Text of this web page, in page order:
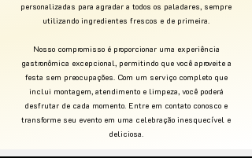
personalizadas para agradar a todos os paladares, sempre
utilizando ingredientes frescos e de primeira.
Nosso compromisso é proporcionar uma experiência
gastronômica excepcional, permitindo que você aproveite a
festa sem preocupações. Com um serviço completo que
inclui montagem, atendimento e limpeza, você poderá
desfrutar de cada momento. Entre em contato conosco e
transforme seu evento em uma celebração inesquecível e
deliciosa.